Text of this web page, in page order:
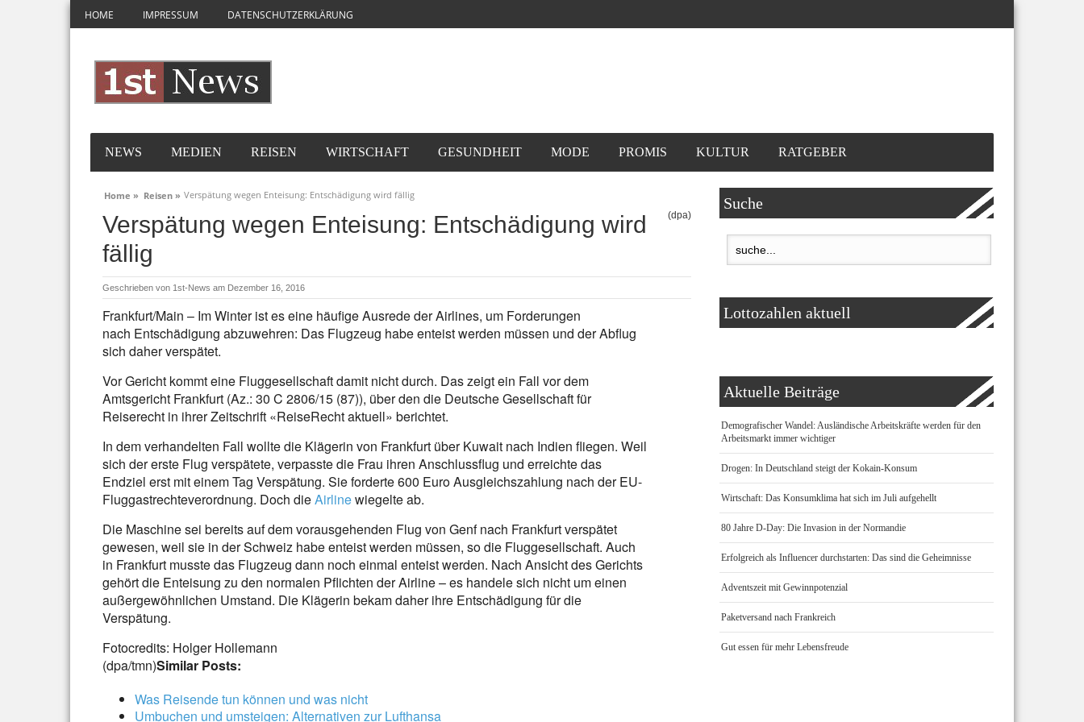
HOME IMPRESSUM DATENSCHUTZERKLÄRUNG
NEWS MEDIEN REISEN WIRTSCHAFT GESUNDHEIT MODE PROMIS KULTUR RATGEBER
Home » Reisen » Verspätung wegen Enteisung: Entschädigung wird fällig
Verspätung wegen Enteisung: Entschädigung wird
fällig
(dpa)
Geschrieben von 1st-News am Dezember 16, 2016
Frankfurt/Main – Im Winter ist es eine häufige Ausrede der Airlines, um Forderungen
nach Entschädigung abzuwehren: Das Flugzeug habe enteist werden müssen und der Abflug
sich daher verspätet.
Vor Gericht kommt eine Fluggesellschaft damit nicht durch. Das zeigt ein Fall vor dem
Amtsgericht Frankfurt (Az.: 30 C 2806/15 (87)), über den die Deutsche Gesellschaft für
Reiserecht in ihrer Zeitschrift «ReiseRecht aktuell» berichtet.
In dem verhandelten Fall wollte die Klägerin von Frankfurt über Kuwait nach Indien fliegen. Weil
sich der erste Flug verspätete, verpasste die Frau ihren Anschlussflug und erreichte das
Endziel erst mit einem Tag Verspätung. Sie forderte 600 Euro Ausgleichszahlung nach der EU-
Fluggastrechteverordnung. Doch dieAirlinewiegelte ab.
Die Maschine sei bereits auf dem vorausgehenden Flug von Genf nach Frankfurt verspätet
gewesen, weil sie in der Schweiz habe enteist werden müssen, so die Fluggesellschaft. Auch
in Frankfurt musste das Flugzeug dann noch einmal enteist werden. Nach Ansicht des Gerichts
gehört die Enteisung zu den normalen Pflichten der Airline – es handele sich nicht um einen
außergewöhnlichen Umstand. Die Klägerin bekam daher ihre Entschädigung für die
Verspätung.
Fotocredits: Holger Hollemann
(dpa/tmn)Similar Posts:
Was Reisende tun können und was nicht
Umbuchen und umsteigen: Alternativen zur Lufthansa
Suche
Lottozahlen aktuell
Aktuelle Beiträge
Demografischer Wandel: Ausländische Arbeitskräfte werden für den
Arbeitsmarkt immer wichtiger
Drogen: In Deutschland steigt der Kokain-Konsum
Wirtschaft: Das Konsumklima hat sich im Juli aufgehellt
80 Jahre D-Day: Die Invasion in der Normandie
Erfolgreich als Influencer durchstarten: Das sind die Geheimnisse
Adventszeit mit Gewinnpotenzial
Paketversand nach Frankreich
Gut essen für mehr Lebensfreude